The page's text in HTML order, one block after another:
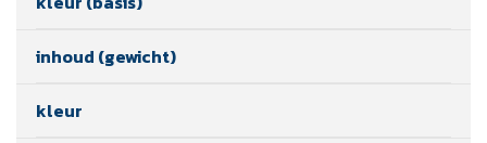
inhoud (gewicht)
kleur